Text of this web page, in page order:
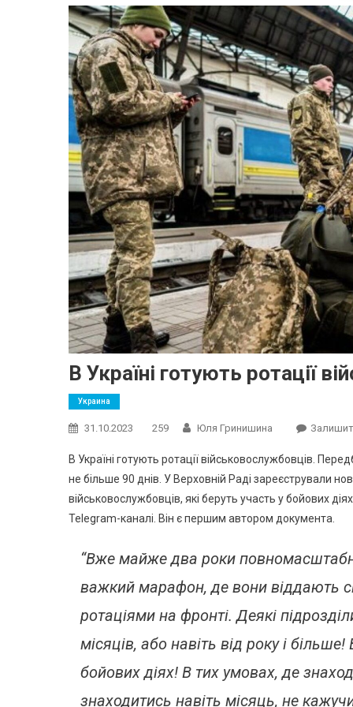
В Україні готують ротації
Украина
31.10.2023 259 Юля Гринишина
В Україні готують ротації військовослужбовців.
не більше 90 днів. У Верховній Раді зареєстрували
військовослужбовців, які беруть участь у бойових
Telegram-каналі. Він є першим автором документа.
“Вже майже два роки
важкий марафон, де вони віддають
ротаціями на фронті. Деякі
місяців, або навіть від року і
бойових діях! В тих умовах, де
знаходитись навіть місяць, не